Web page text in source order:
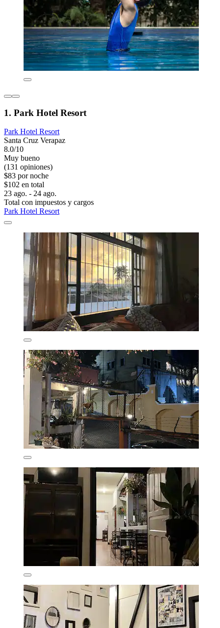
1. Park Hotel Resort
Park Hotel Resort
Santa Cruz Verapaz
8.0/10
Muy bueno
(131 opiniones)
$83 por noche
$102 en total
23 ago. - 24 ago.
Total con impuestos y cargos
Park Hotel Resort